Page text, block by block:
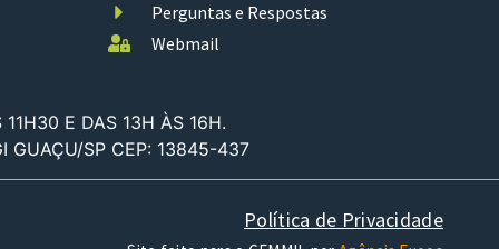
Perguntas e Respostas
Webmail
E DAS 13H ÀS 16H.
GUAÇU/SP CEP: 13845-437
Política de Privacidade